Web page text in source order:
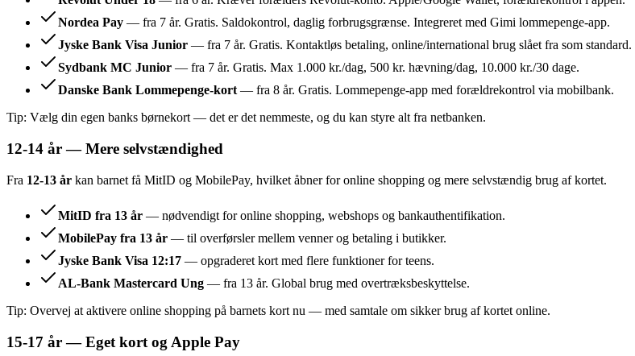
Nordea Pay — fra 7 år. Gratis. Saldokontrol, daglig forbrugsgrænse. Integreret med Gimi lommepenge-app.
Jyske Bank Visa Junior — fra 7 år. Gratis. Kontaktløs betaling, online/international brug slået fra som standard.
Sydbank MC Junior — fra 7 år. Gratis. Max 1.000 kr./dag, 500 kr. hævning/dag, 10.000 kr./30 dage.
Danske Bank Lommepenge-kort — fra 8 år. Gratis. Lommepenge-app med forældrekontrol via mobilbank.
Tip: Vælg din egen banks børnekort — det er det nemmeste, og du kan styre alt fra netbanken.
12-14 år — Mere selvstændighed
Fra 12-13 år kan barnet få MitID og MobilePay, hvilket åbner for online shopping og mere selvstændig brug af kortet.
MitID fra 13 år — nødvendigt for online shopping, webshops og bankauthentifikation.
MobilePay fra 13 år — til overførsler mellem venner og betaling i butikker.
Jyske Bank Visa 12:17 — opgraderet kort med flere funktioner for teens.
AL-Bank Mastercard Ung — fra 13 år. Global brug med overtræksbeskyttelse.
Tip: Overvej at aktivere online shopping på barnets kort nu — med samtale om sikker brug af kortet online.
15-17 år — Eget kort og Apple Pay